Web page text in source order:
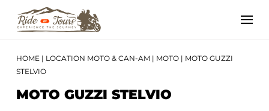
HOME | LOCATION MOTO & CAN-AM| MOTO| MOTO GUZZI
STELVIO
MOTO GUZZI STELVIO